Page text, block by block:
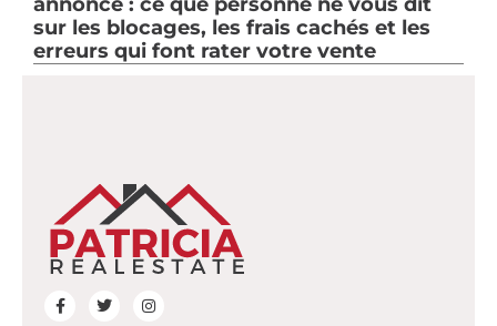
sur les blocages, les frais cachés et les
erreurs qui font rater votre vente